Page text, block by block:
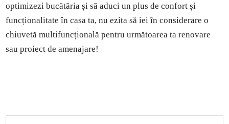
optimizezi bucătăria și să aduci un plus de confort și
funcționalitate în casa ta, nu ezita să iei în considerare o
chiuvetă multifuncțională pentru următoarea ta renovare
sau proiect de amenajare!